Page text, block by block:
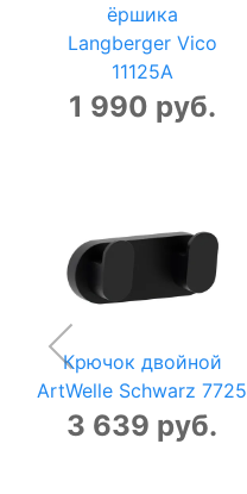
ёршика
Langberger Vico
11125A
1 990 руб.
Крючок двойной
ArtWelle Schwarz 7725
3 639 руб.